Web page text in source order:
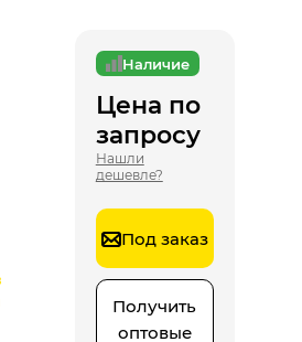
Наличие
Цена по
запросу
Нашли
дешевле?
Под заказ
Получить
оптовые